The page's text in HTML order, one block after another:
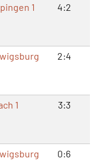
1 4:2
2:4
1 3:3
0:6